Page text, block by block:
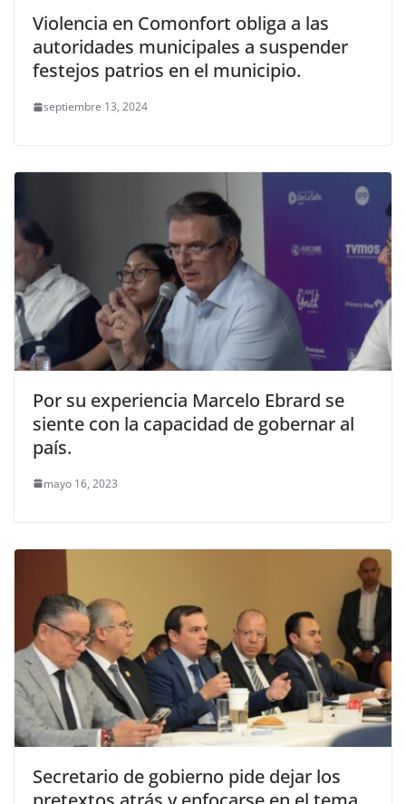
Violencia en Comonfort obliga a las
autoridades municipales a suspender
festejos patrios en el municipio.
septiembre 13, 2024
Por su experiencia Marcelo Ebrard se
siente con la capacidad de gobernar al
país.
mayo 16, 2023
Secretario de gobierno pide dejar los